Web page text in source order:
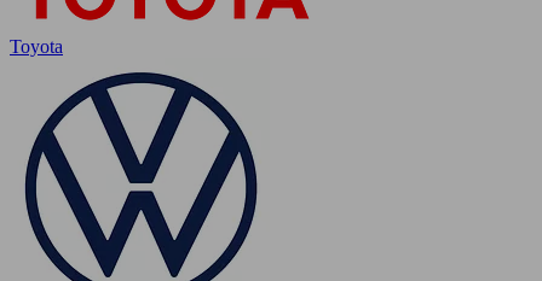
Toyota